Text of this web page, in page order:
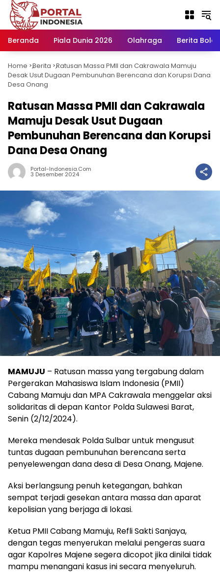
Langsung
konten
Beranda
Piala Dunia 2026 Olahraga Berita Bola
Home -
Berita -
Ratusan Massa PMII dan Cakrawala Mamuju
Desak Usut Dugaan Pembunuhan Berencana dan Korupsi Dana
Desa Onang
Ratusan Massa PMII dan Cakrawala
Mamuju Desak Usut Dugaan
Pembunuhan Berencana dan Korupsi
Dana Desa Onang
Portal-Indonesia.com
3 Desember 2024
MAMUJU – Ratusan massa yang tergabung dalam
Pergerakan Mahasiswa Islam Indonesia (PMII)
Cabang Mamuju dan MPA Cakrawala menggelar aksi
solidaritas di depan Kantor Polda Sulawesi Barat,
Senin (2/12/2024).
Mereka mendesak Polda Sulbar untuk mengusut
tuntas dugaan pembunuhan berencana serta
penyelewengan dana desa di Desa Onang, Majene.
Aksi berlangsung penuh ketegangan, bahkan
sempat terjadi gesekan antara massa dan aparat
kepolisian yang berjaga di lokasi.
Ketua PMII Cabang Mamuju, Refli Sakti Sanjaya,
dengan tegas menyerukan melalui pengeras suara
agar Kapolres Majene segera dicopot jika dinilai tidak
mampu menangani kasus ini secara menyeluruh.